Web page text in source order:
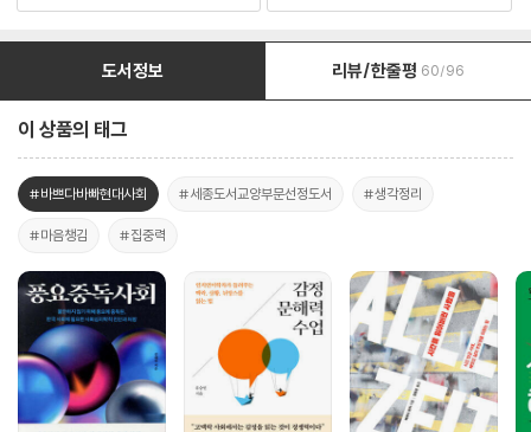
도서정보 리뷰/한줄평 60/96
이 상품의 태그
#바쁘다바빠현대사회 #세종도서교양부문선정도서 #생각정리
#마음챙김 #집중력